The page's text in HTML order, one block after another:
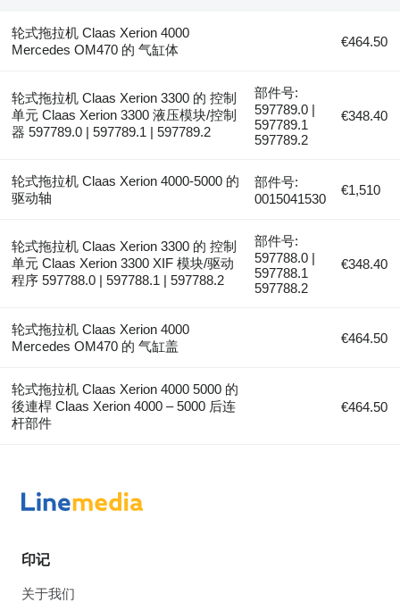
轮式拖拉机 Claas Xerion 4000
Mercedes OM470 的 气缸体
€464.50
轮式拖拉机 Claas Xerion 3300 的 控制
单元 Claas Xerion 3300 液压模块/控制
器 597789.0 | 597789.1 | 597789.2
部件号:
597789.0 |
597789.1
597789.2
€348.40
轮式拖拉机 Claas Xerion 4000-5000 的
驱动轴
部件号:
0015041530
€1,510
轮式拖拉机 Claas Xerion 3300 的 控制
单元 Claas Xerion 3300 XIF 模块/驱动
程序 597788.0 | 597788.1 | 597788.2
部件号:
597788.0 |
597788.1
597788.2
€348.40
轮式拖拉机 Claas Xerion 4000
Mercedes OM470 的 气缸盖
€464.50
轮式拖拉机 Claas Xerion 4000 5000 的
後連桿 Claas Xerion 4000 – 5000 后连
杆部件
€464.50
印记
关于我们